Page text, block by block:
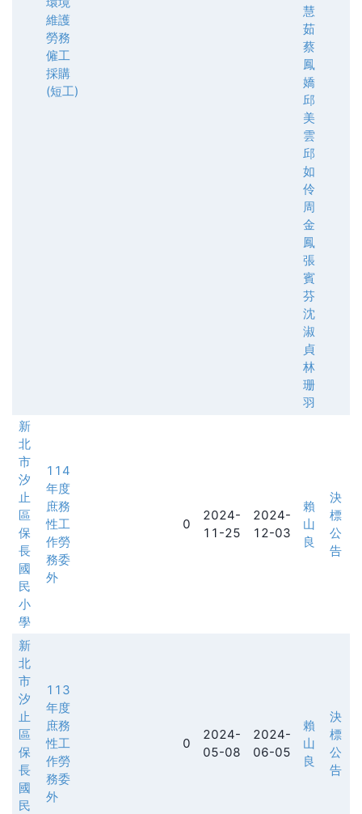
維護
勞務
僱工
採購
(短工)
慧
茹
蔡
鳳
嬌
邱
美
雲
邱
如
伶
周
金
鳳
張
賓
芬
沈
淑
貞
林
珊
羽
新
北
市
汐
止
區
保
長
國
民
小
學
114
年度
庶務
性工
作勞
務委
外
0
2024-
11-25
2024-
12-03
賴
山
良
決
標
公
告
新
北
市
汐
止
區
保
長
國
民
113
年度
庶務
性工
作勞
務委
外
0
2024-
05-08
2024-
06-05
賴
山
良
決
標
公
告